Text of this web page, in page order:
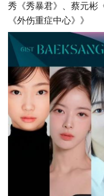
秀《秀暴君》、蔡元彬
《外伤重症中心》》